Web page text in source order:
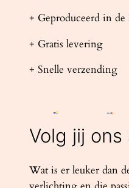
+ Geproduceerd in
+ Gratis levering
+ Snelle verzending
Volg jij ons
Wat is er leuker dan